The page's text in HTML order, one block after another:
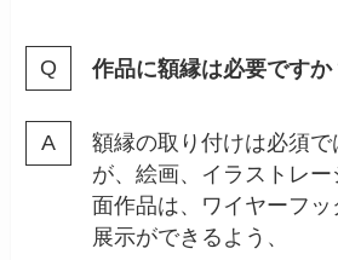
作品に額縁は必要ですか
額縁の取り付けは必須
が、絵画、イラストレ
面作品は、ワイヤーフ
展示ができるよう、